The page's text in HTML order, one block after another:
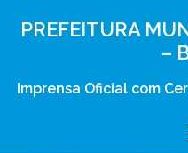
PREFEITURA
–
Imprensa Oficial com